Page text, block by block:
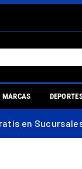
MARCAS
en